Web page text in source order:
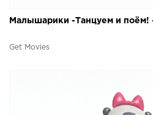
Малышарики -Танцуем и поём!
Get Movies